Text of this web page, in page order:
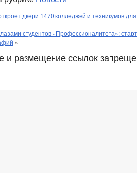
двери 1470 колледжей и техникумов
студентов «Профессионалитета»:
»
и размещение ссылок